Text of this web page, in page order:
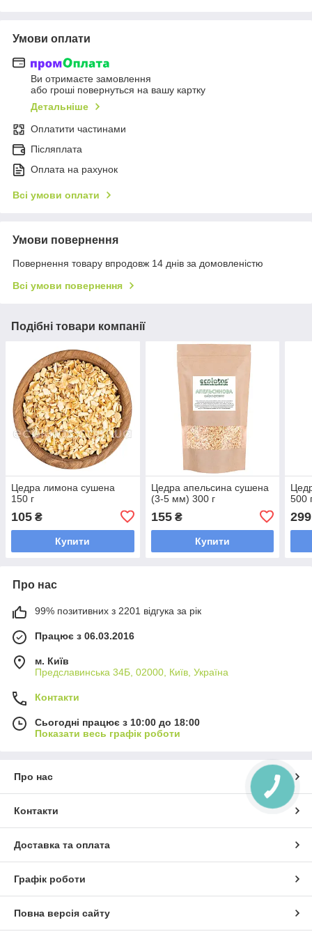
Умови оплати
Ви отримаєте замовлення
або гроші повернуться на вашу картку
Детальніше
Оплатити частинами
Післяплата
Оплата на рахунок
Всі умови оплати
Умови повернення
Повернення товару впродовж 14 днів за домовленістю
Всі умови повернення
Подібні товари компанії
Цедра лимона сушена
150 г
105 ₴
Купити
Цедра апельсина сушена
(3-5 мм) 300 г
155₴
Купити
500
299
Про нас
99% позитивних з 2201 відгука за рік
Працює з 06.03.2016
м. Київ
Предславинська 34Б, 02000, Київ, Україна
Контакти
Сьогодні працює з 10:00 до 18:00
Показати весь графік роботи
Про нас
Контакти
Доставка та оплата
Графік роботи
Повна версія сайту
КНОПКА
ЗВ'ЯЗКУ